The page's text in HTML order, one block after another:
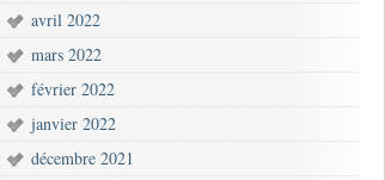
avril 2022
mars 2022
février 2022
janvier 2022
décembre 2021